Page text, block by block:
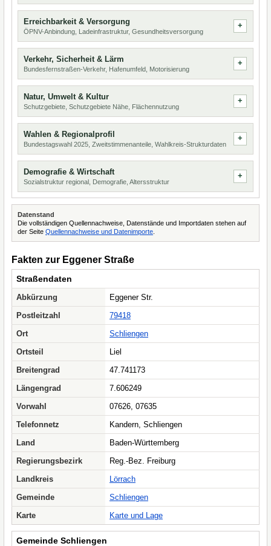
Erreichbarkeit & Versorgung
ÖPNV-Anbindung, Ladeinfrastruktur, Gesundheitsversorgung
Verkehr, Sicherheit & Lärm
Bundesfernstraßen-Verkehr, Hafenumfeld, Motorisierung
Natur, Umwelt & Kultur
Schutzgebiete, Schutzgebiete Nähe, Flächennutzung
Wahlen & Regionalprofil
Bundestagswahl 2025, Zweitstimmenanteile, Wahlkreis-Strukturdaten
Demografie & Wirtschaft
Sozialstruktur regional, Demografie, Altersstruktur
Datenstand
Die vollständigen Quellennachweise, Datenstände und Importdaten stehen auf
der Seite Quellennachweise und Datenimporte
Fakten zur Eggener Straße
Straßendaten
Abkürzung
Eggener Str.
Postleitzahl
79418
Ort
Schliengen
Ortsteil
Liel
Breitengrad
47.741173
Längengrad
7.606249
Vorwahl
07626, 07635
Telefonnetz
Kandern, Schliengen
Land
Baden-Württemberg
Regierungsbezirk
Reg.-Bez. Freiburg
Landkreis
Lörrach
Gemeinde
Schliengen
Karte
Karte und Lage
Gemeinde Schliengen